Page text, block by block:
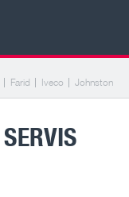
Farid Iveco Johnston